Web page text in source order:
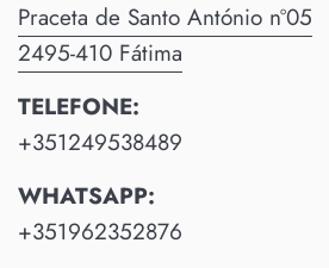
Praceta de Santo António nº05
2495-410 Fátima
TELEFONE:
+351249538489
WHATSAPP:
+351962352876